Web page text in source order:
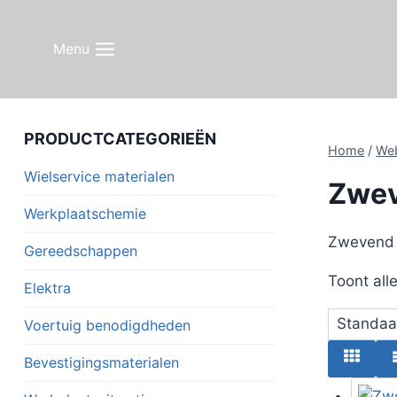
Menu
Home /
Zwevend
Toont
PRODUCTCATEGORIEËN
Wielservice materialen
Werkplaatschemie
Gereedschappen
Elektra
Voertuig benodigdheden
Bevestigingsmaterialen